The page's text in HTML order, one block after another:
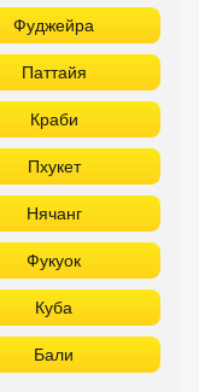
Фуджейра
Паттайя
Краби
Пхукет
Нячанг
Фукуок
Куба
Бали